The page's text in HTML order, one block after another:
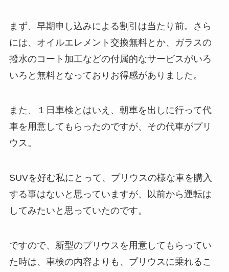
まず、早期申し込みによる割引は当たり前。さら
には、オイルエレメント交換無料とか、ガラスの
撥水のコート加工などの付属的なサービスがいろ
いろと無料となっておりお得感がありました。
また、１日車検とはいえ、朝車を出しに行って代
車を用意してもらったのですが、その代車がプリ
ウス。
SUVを好む私にとって、プリウスの様な車を購入
する事はないと思っていますが、以前から運転は
してみたいと思っていたのです。
ですので、新型のプリウスを用意してもらってい
た時は、車検の内容よりも、プリウスに乗れるこ